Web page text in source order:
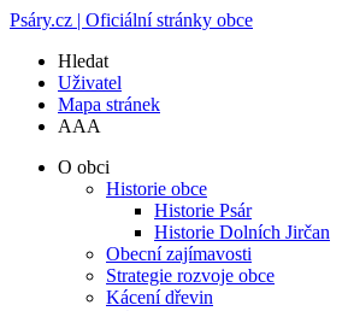
Psáry.cz | Oficiální stránky obce
Hledat
Uživatel
Mapa stránek
AAA
O obci
Historie obce
Historie Psár
Historie Dolních Jirčan
Obecní zajímavosti
Strategie rozvoje obce
Kácení dřevin